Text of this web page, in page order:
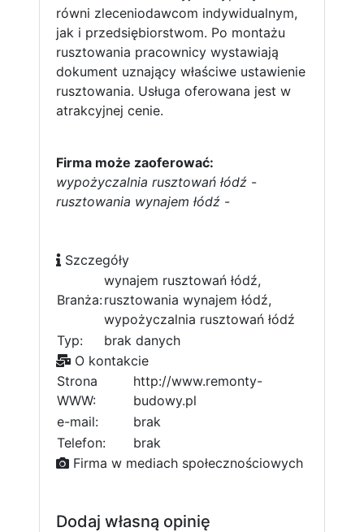
równi zleceniodawcom indywidualnym,
jak i przedsiębiorstwom. Po montażu
rusztowania pracownicy wystawiają
dokument uznający właściwe ustawienie
rusztowania. Usługa oferowana jest w
atrakcyjnej cenie.
Firma może zaoferować:
wypożyczalnia rusztowań łódź -
rusztowania wynajem łódź -
Szczegóły
Branża:
wynajem rusztowań łódź,
rusztowania wynajem łódź,
wypożyczalnia rusztowań łódź
Typ:
brak danych
O kontakcie
Strona
WWW:
http://www.remonty-
budowy.pl
e-mail:
brak
Telefon:
brak
Firma w mediach społecznościowych
Dodaj własną opinię